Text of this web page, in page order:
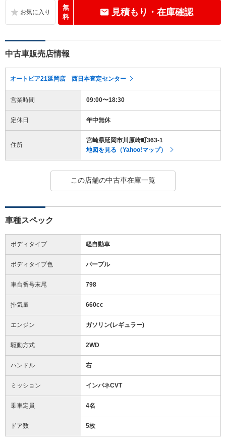
無
料
見積もり・在庫確認
中古車販売店情報
オートピア21延岡店 西日本査定センター
営業時間 09:00〜18:30
定休日 年中無休
住所
宮崎県延岡市川原崎町363-1
地図を見る（Yahoo!マップ）
この店舗の中古車在庫一覧
車種スペック
ボディタイプ 軽自動車
ボディタイプ色 パープル
車台番号末尾 798
排気量 660cc
エンジン ガソリン(レギュラー)
駆動方式 2WD
ハンドル 右
ミッション インパネCVT
乗車定員 4名
ドア数 5枚